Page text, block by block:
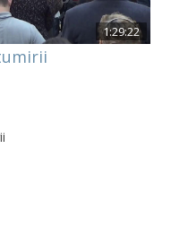
1:29:22